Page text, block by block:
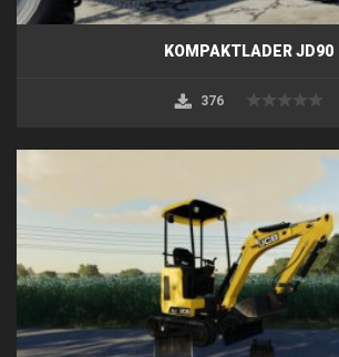
KOMPAKTLADER JD90
376